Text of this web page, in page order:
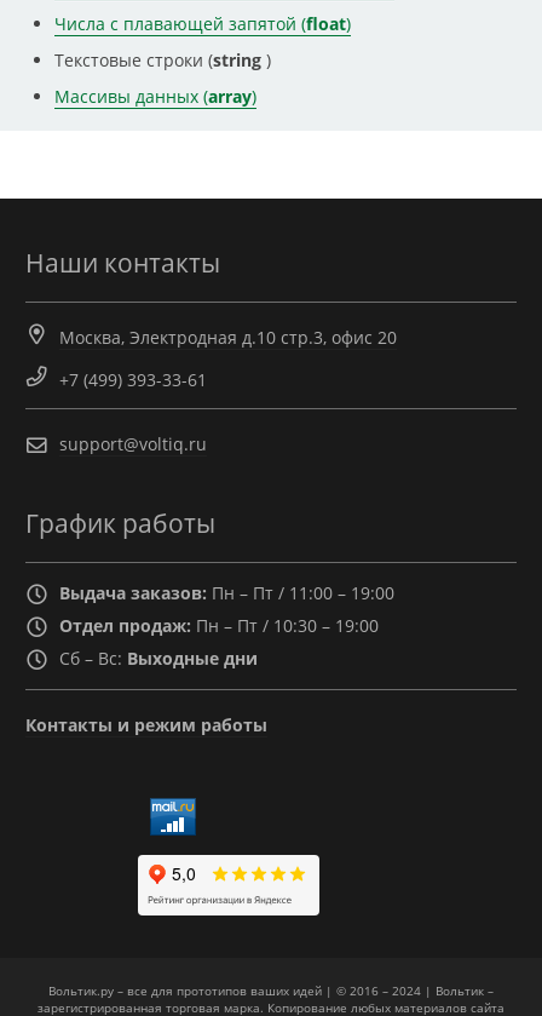
Числа с плавающей запятой (float)
Текстовые строки (string )
Массивы данных (array)
Наши контакты
Москва, Электродная д.10 стр.3, офис 20
+7 (499) 393-33-61
support@voltiq.ru
График работы
Выдача заказов: Пн – Пт / 11:00 – 19:00
Отдел продаж: Пн – Пт / 10:30 – 19:00
Сб – Вс: Выходные дни
Контакты и режим работы
Вольтик.ру – все для прототипов ваших идей | © 2016 – 2024 | Вольтик –
зарегистрированная торговая марка. Копирование любых материалов сайта